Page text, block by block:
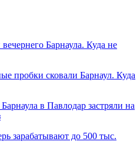
Барнаула. Куда не
пробки сковали Барнаул. Куда
в Павлодар застряли на
зарабатывают до 500 тыс.